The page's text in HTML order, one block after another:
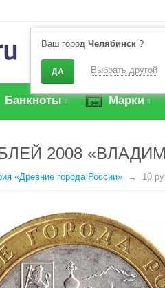
Ваш город Челябинск ?
ДА Выбрать другой
Банкноты Марки
2008
«Древние города России» 10